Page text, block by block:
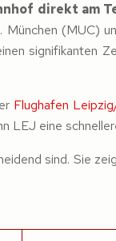
direkt am
(MUC)
signifikanten
Flughafen
LEJ eine
sind. Sie